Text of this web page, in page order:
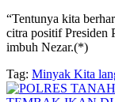
“Tentunya kita
citra positif Presiden
imbuh Nezar.(*)
Tag: Minyak Kita